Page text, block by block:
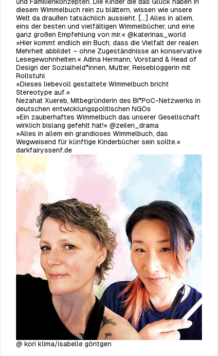
diesem Wimmelbuch rein zu blättern, wissen wie unsere
Welt da draußen tatsächlich aussieht. [...] Alles in allem,
eins der besten und vielfältigen Wimmelbücher, und eine
ganz großen Empfehlung von mir.« @katerinas_world
»Hier kommt endlich ein Buch, dass die Vielfalt der realen
Mehrheit abbildet – ohne Zugeständnisse an konservative
Lesegewohnheiten.« Adina Hermann, Vorstand & Head of
Design der Sozialheld*innen, Mutter, Reisebloggerin mit
Rollstuhl
»Dieses liebevoll gestaltete Wimmelbuch bricht
Stereotype auf.«
Nezahat Xuereb, Mitbegründerin des BI*PoC-Netzwerks in
deutschen entwicklungspolitischen NGOs
»Ein zauberhaftes Wimmelbuch das unserer Gesellschaft
wirklich bislang gefehlt hat!« @zeilen_drama
»Alles in allem ein grandioses Wimmelbuch, das
Wegweisend für künftige Kinderbücher sein sollte.«
darkfairyssenf.de
@ kori klima/isabelle göntgen